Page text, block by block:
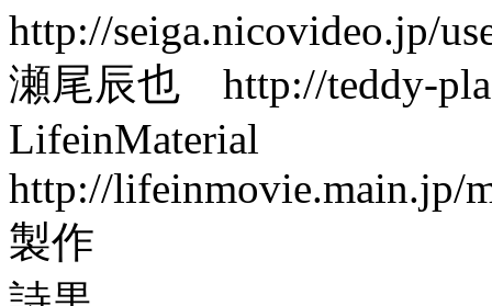
http://seiga.nicovideo.jp/
瀬尾辰也 http://teddy-
LifeinMaterial
http://lifeinmovie.main.jp/
製作